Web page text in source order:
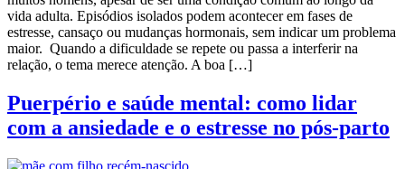
vida adulta. Episódios isolados podem acontecer em fases de
estresse, cansaço ou mudanças hormonais, sem indicar um problema
maior. Quando a dificuldade se repete ou passa a interferir na
relação, o tema merece atenção. A boa […]
Puerpério e saúde mental: como lidar
com a ansiedade e o estresse no pós-parto